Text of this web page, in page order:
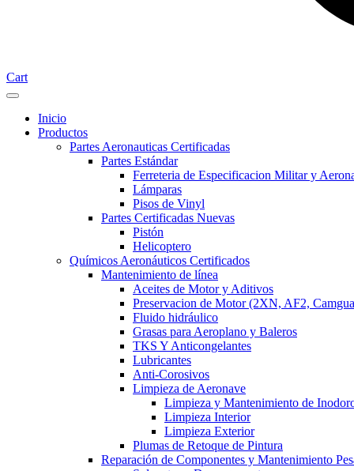
Cart
Inicio
Productos
Partes Aeronauticas Certificadas
Partes Estándar
Ferreteria de Especificacion Militar y
Lámparas
Pisos de Vinyl
Partes Certificadas Nuevas
Pistón
Helicoptero
Químicos Aeronáuticos Certificados
Mantenimiento de línea
Aceites de Motor y Aditivos
Preservacion de Motor (2XN, AF2,
Fluido hidráulico
Grasas para Aeroplano y Baleros
TKS Y Anticongelantes
Lubricantes
Anti-Corosivos
Limpieza de Aeronave
Limpieza y Mantenimiento de
Limpieza Interior
Limpieza Exterior
Plumas de Retoque de Pintura
Reparación de Componentes y Mantenimiento